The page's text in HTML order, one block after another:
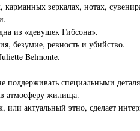
зеркалах, нотах,
из «девушек Гибсона».
безумие, ревность и убийство.
Belmonte.
специальными
в атмосферу жилища.
актуальный этно, сделает